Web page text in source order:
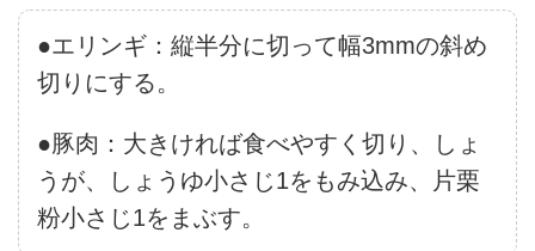
●エリンギ：縦半分に切って幅3mmの斜め
切りにする。
●豚肉：大きければ食べやすく切り、しょ
うが、しょうゆ小さじ1をもみ込み、片栗
粉小さじ1をまぶす。